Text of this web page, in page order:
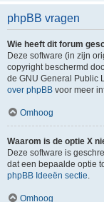
phpBB vragen
Wie heeft dit forum
Deze software (in zijn
copyright beschermd
de GNU General Public
over phpBB voor meer
Omhoog
Waarom is de optie X
Deze software is
dat een bepaalde optie
phpBB Ideeën sectie.
Omhoog